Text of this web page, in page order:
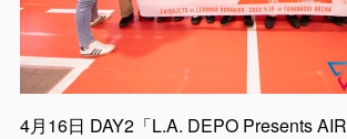
4月16日 DAY2「L.A. DEPO Presents